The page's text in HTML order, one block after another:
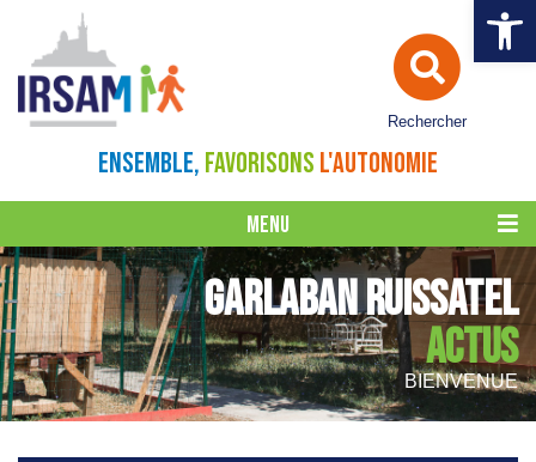
Ouvrir
Rechercher
ENSEMBLE, FAVORISONS L'AUTONOMIE
MENU
GARLABAN RUISSATEL
ACTUS
BIENVENUE